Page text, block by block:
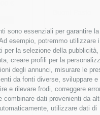
sono essenziali per garantire
esempio, potremmo utilizzare
la selezione della pubblicità,
creare profili per la
degli annunci, misurare le
da fonti diverse, sviluppare e
e rilevare frodi, correggere
dati provenienti da
utilizzare dati di
€
Stock Options
Bonus
Bonus alla